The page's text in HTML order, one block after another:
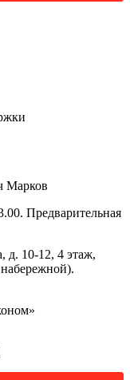
Марков
Предварительная
д. 10-12, 4 этаж,